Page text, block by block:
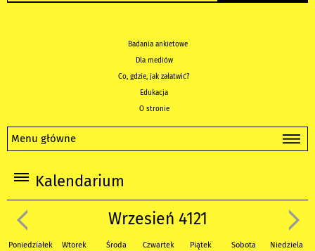
Badania ankietowe
Dla mediów
Co, gdzie, jak załatwić?
Edukacja
O stronie
Menu główne
Kalendarium
Wrzesień 4121
Poniedziałek Wtorek Środa Czwartek Piątek Sobota Niedziela